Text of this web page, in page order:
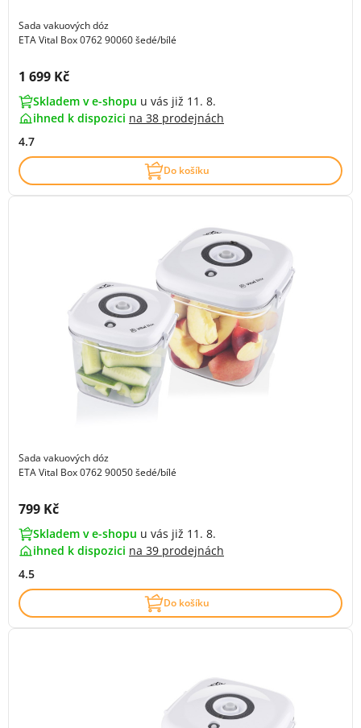
Sada vakuových dóz
ETA Vital Box 0762 90060 šedé/bílé
Cena s DPH:
1 699 Kč
Skladem v e-shopu u vás již 11. 8.
ihned k dispozici na 38 prodejnách
4.7
Do košíku
Sada vakuových dóz
ETA Vital Box 0762 90050 šedé/bílé
Cena s DPH:
799 Kč
Skladem v e-shopu u vás již 11. 8.
ihned k dispozici na 39 prodejnách
4.5
Do košíku